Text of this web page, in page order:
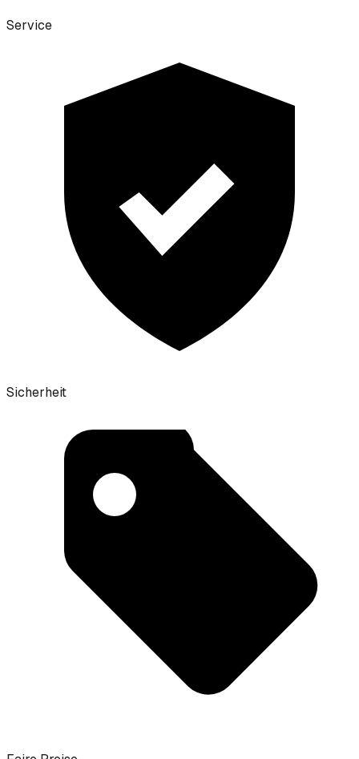
Service
Sicherheit